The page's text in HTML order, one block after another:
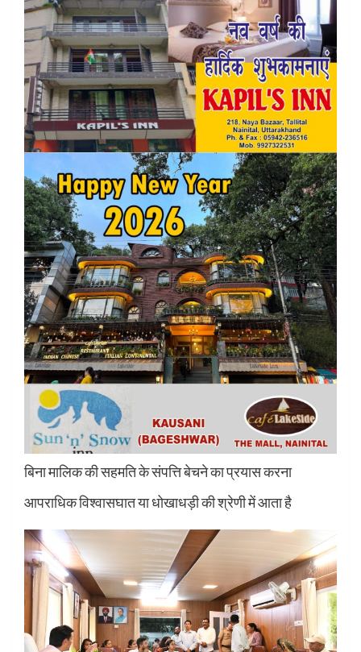
बिना मालिक की सहमति के संपत्ति बेचने का प्रयास करना
आपराधिक विश्वासघात या धोखाधड़ी की श्रेणी में आता है